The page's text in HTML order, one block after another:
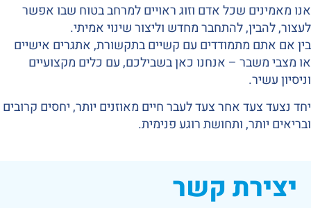
אנו מאמינים שכל אדם וזוג ראויים למרחב בטוח שבו אפשר
לעצור, להבין, להתחבר מחדש וליצור שינוי אמיתי.
בין אם אתם מתמודדים עם קשיים בתקשורת, אתגרים אישיים
או מצבי משבר – אנחנו כאן בשבילכם, עם כלים מקצועיים
וניסיון עשיר.
יחד נצעד צעד אחר צעד לעבר חיים מאוזנים יותר, יחסים קרובים
ובריאים יותר, ותחושת רוגע פנימית.
יצירת קשר